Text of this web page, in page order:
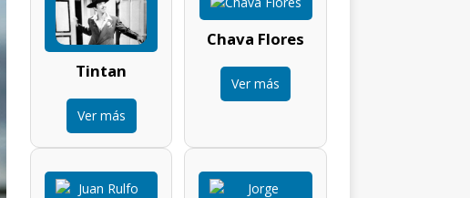
Tintan
Ver más
Chava Flores
Ver más